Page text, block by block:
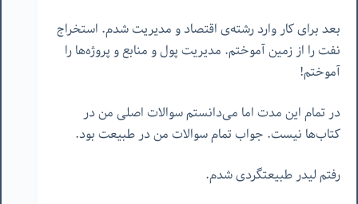
بعد برای کار وارد رشته‌ی اقتصاد و مدیریت شدم. استخراج
نفت را از زمین آموختم. مدیریت پول و منابع و پروژه‌ها را
آموختم!
در تمام این مدت اما می‌دانستم سوالات اصلی من در
کتاب‌ها نیست. جواب تمام سوالات من در طبیعت بود.
رفتم لیدر طبیعتگردی شدم.